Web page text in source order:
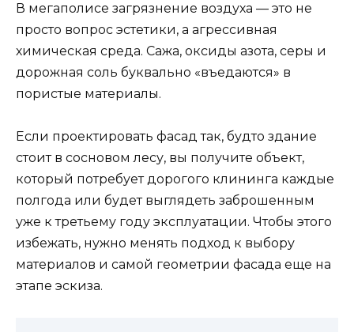
В мегаполисе загрязнение воздуха — это не
просто вопрос эстетики, а агрессивная
химическая среда. Сажа, оксиды азота, серы и
дорожная соль буквально «въедаются» в
пористые материалы.
Если проектировать фасад так, будто здание
стоит в сосновом лесу, вы получите объект,
который потребует дорогого клининга каждые
полгода или будет выглядеть заброшенным
уже к третьему году эксплуатации. Чтобы этого
избежать, нужно менять подход к выбору
материалов и самой геометрии фасада еще на
этапе эскиза.